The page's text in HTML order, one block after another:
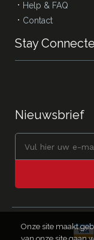
Onze site maakt
Help & FAQ
Contact
Stay
Nieuwsbrief